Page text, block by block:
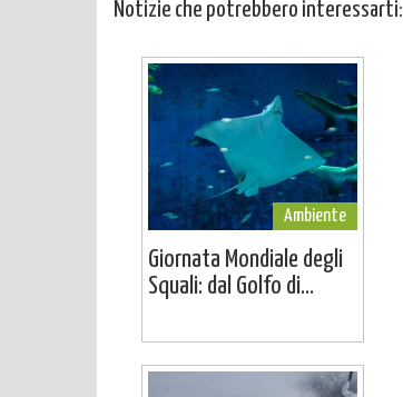
Notizie che potrebbero interessarti:
Ambiente
Giornata Mondiale degli
Squali: dal Golfo di...